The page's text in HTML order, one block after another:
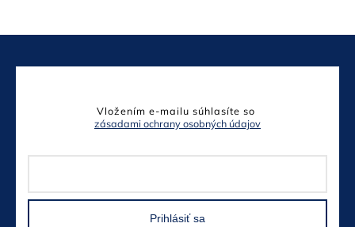
Vložením e-mailu súhlasíte so
zásadami ochrany osobných údajov
Prihlásiť sa